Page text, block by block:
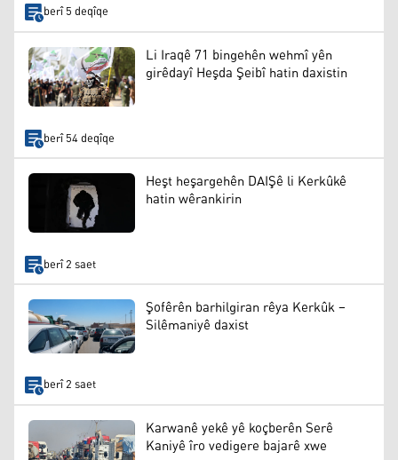
berî 5 deqîqe
Li Iraqê 71 bingehên wehmî yên
girêdayî Heşda Şeibî hatin daxistin
berî 54 deqîqe
Heşt heşargehên DAIŞê li Kerkûkê
hatin wêrankirin
berî 2 saet
Şofêrên barhilgiran rêya Kerkûk –
Silêmaniyê daxist
berî 2 saet
Karwanê yekê yê koçberên Serê
Kaniyê îro vedigere bajarê xwe